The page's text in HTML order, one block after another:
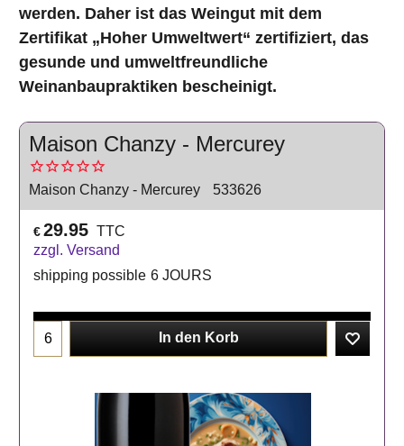
werden. Daher ist das Weingut mit dem
Zertifikat „Hoher Umweltwert“ zertifiziert, das
gesunde und umweltfreundliche
Weinanbaupraktiken bescheinigt.
Maison Chanzy - Mercurey
Maison Chanzy - Mercurey 533626
€29.95 TTC
zzgl. Versand
shipping possible 6 JOURS
In den Korb